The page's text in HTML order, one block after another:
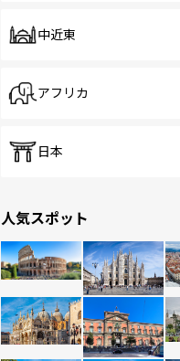
中近東
アフリカ
日本
人気スポット